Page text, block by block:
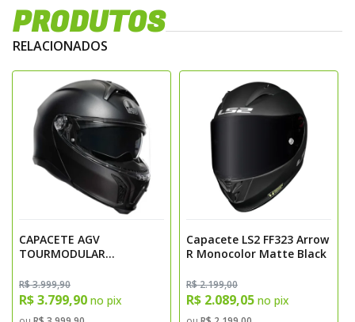
hipoalergênica, removível, lavável e respirável, cortada
a laser para um ajuste preciso e confortável. Para
maior praticidade, o modelo possui fecho micrométrico
com engate rápido, seguro e fácil de manusear mesmo
com luvas.
PRODUTOS
RELACIONADOS
CAPACETE AGV
TOURMODULAR
BLACK 62/XL
R$ 3.999,90
R$ 3.799,90 no pix
Capacete LS2 FF323 Arrow
R Monocolor Matte Black
R$ 2.199,00
R$ 2.089,05 no pix